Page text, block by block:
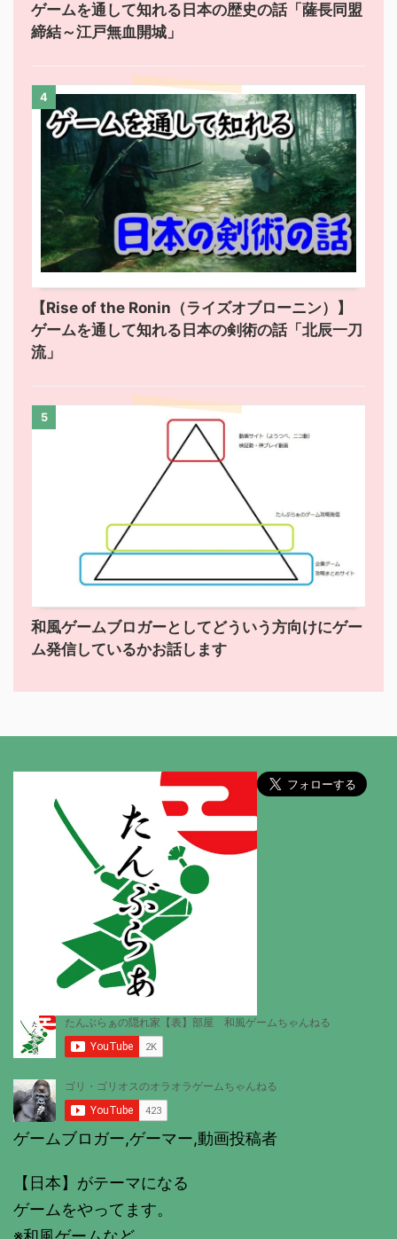
ゲームを通して知れる日本の歴史の話「薩長同盟
締結～江戸無血開城」
4
【Rise of the Ronin（ライズオブローニン）】
ゲームを通して知れる日本の剣術の話「北辰一刀
流」
5
和風ゲームブロガーとしてどういう方向けにゲー
ム発信しているかお話します
ゲームブロガー,ゲーマー,動画投稿者
【日本】がテーマになる
ゲームをやってます。